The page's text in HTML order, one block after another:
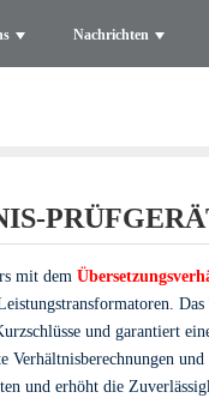
Nachrichten
mit dem
Das
und garantiert
Verhältnisberechnungen
und erhöht die